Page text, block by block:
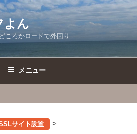
よん
ころかロードで外回り
メニュー
サイト設置 >